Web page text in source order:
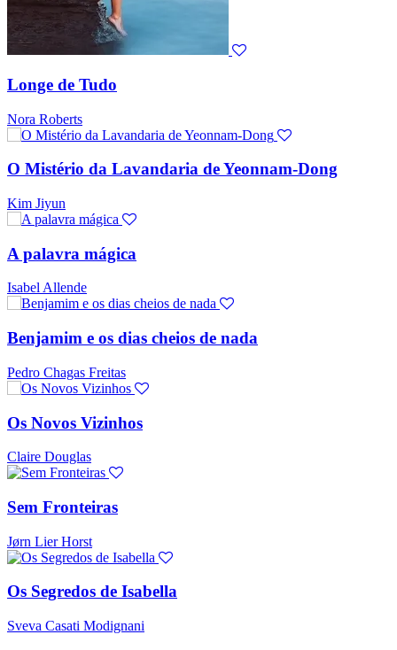
Longe de Tudo
Nora Roberts
O Mistério da Lavandaria de Yeonnam-Dong
Kim Jiyun
A palavra mágica
Isabel Allende
Benjamim e os dias cheios de nada
Pedro Chagas Freitas
Os Novos Vizinhos
Claire Douglas
Sem Fronteiras
Jørn Lier Horst
Os Segredos de Isabella
Sveva Casati Modignani